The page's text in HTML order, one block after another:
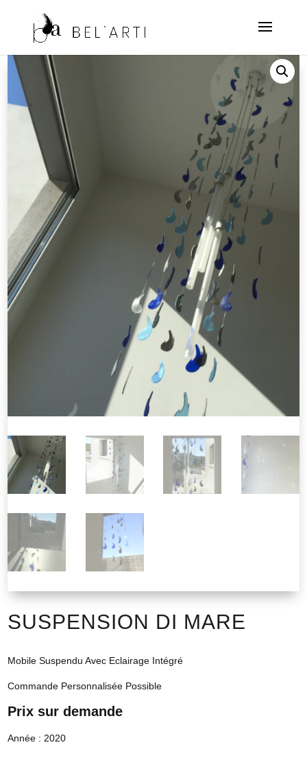
SUSPENSION DI MARE
Mobile Suspendu Avec Eclairage Intégré
Commande Personnalisée Possible
Prix sur demande
Année : 2020